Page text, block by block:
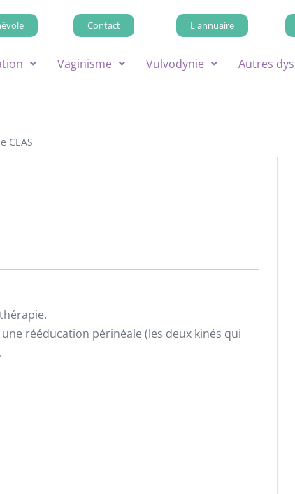
Contact L'annuaire
Vaginisme Vulvodynie Autres
CEAS
rééducation périnéale (les deux kinés qui